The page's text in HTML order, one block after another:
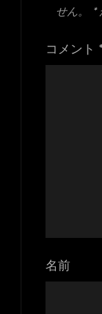
せん。
*
コメント
名前